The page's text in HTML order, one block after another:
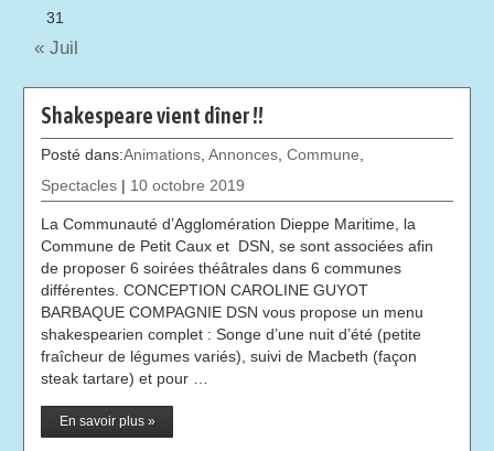
Shakespeare vient dîner !!
Posté dans:Animations,Annonces,Commune,
Spectacles | 10 octobre 2019
La Communauté d’Agglomération Dieppe Maritime, la
Commune de Petit Caux et DSN, se sont associées afin
de proposer 6 soirées théâtrales dans 6 communes
différentes. CONCEPTION CAROLINE GUYOT
BARBAQUE COMPAGNIE DSN vous propose un menu
shakespearien complet : Songe d’une nuit d’été (petite
fraîcheur de légumes variés), suivi de Macbeth (façon
steak tartare) et pour …
En savoir plus »
31
« Juil